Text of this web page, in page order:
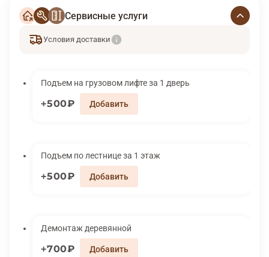
Сервисные услуги
Условия доставки
Подъем на грузовом лифте за 1 дверь
500₽
Подъем по лестнице за 1 этаж
500₽
Демонтаж деревянной
700₽